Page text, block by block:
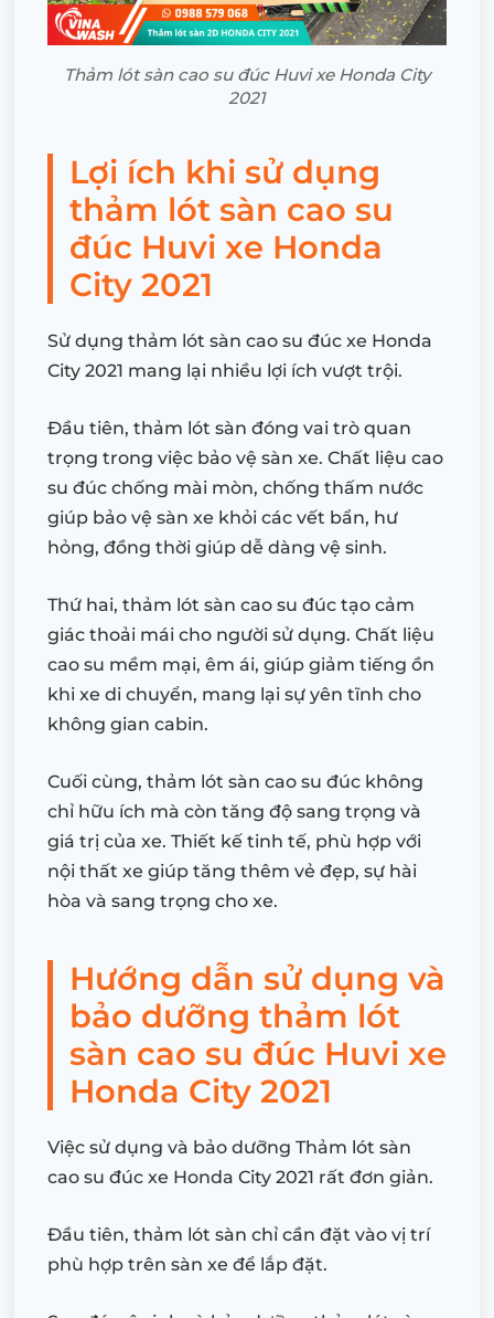
Thảm lót sàn cao su đúc Huvi xe Honda City
2021
Lợi ích khi sử dụng
thảm lót sàn cao su
đúc Huvi xe Honda
City 2021
Sử dụng thảm lót sàn cao su đúc xe Honda
City 2021 mang lại nhiều lợi ích vượt trội.
Đầu tiên, thảm lót sàn đóng vai trò quan
trọng trong việc bảo vệ sàn xe. Chất liệu cao
su đúc chống mài mòn, chống thấm nước
giúp bảo vệ sàn xe khỏi các vết bẩn, hư
hỏng, đồng thời giúp dễ dàng vệ sinh.
Thứ hai, thảm lót sàn cao su đúc tạo cảm
giác thoải mái cho người sử dụng. Chất liệu
cao su mềm mại, êm ái, giúp giảm tiếng ồn
khi xe di chuyển, mang lại sự yên tĩnh cho
không gian cabin.
Cuối cùng, thảm lót sàn cao su đúc không
chỉ hữu ích mà còn tăng độ sang trọng và
giá trị của xe. Thiết kế tinh tế, phù hợp với
nội thất xe giúp tăng thêm vẻ đẹp, sự hài
hòa và sang trọng cho xe.
Hướng dẫn sử dụng và
bảo dưỡng thảm lót
sàn cao su đúc Huvi xe
Honda City 2021
Việc sử dụng và bảo dưỡng Thảm lót sàn
cao su đúc xe Honda City 2021 rất đơn giản.
Đầu tiên, thảm lót sàn chỉ cần đặt vào vị trí
phù hợp trên sàn xe để lắp đặt.